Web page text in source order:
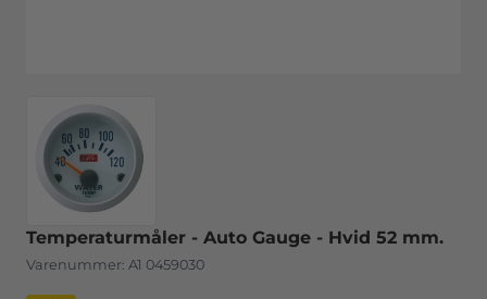
Temperaturmåler - Auto Gauge - Hvid 52 mm.
Varenummer: A1 0459030